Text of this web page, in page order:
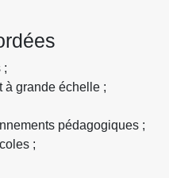
;
à grande échelle ;
pédagogiques ;
;